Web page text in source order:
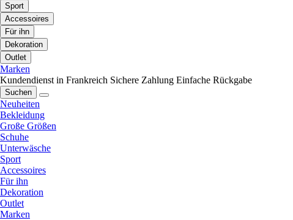
Sport
Accessoires
Für ihn
Dekoration
Outlet
Marken
Kundendienst in Frankreich Sichere Zahlung Einfache Rückgabe
Suchen
Neuheiten
Bekleidung
Große Größen
Schuhe
Unterwäsche
Sport
Accessoires
Für ihn
Dekoration
Outlet
Marken